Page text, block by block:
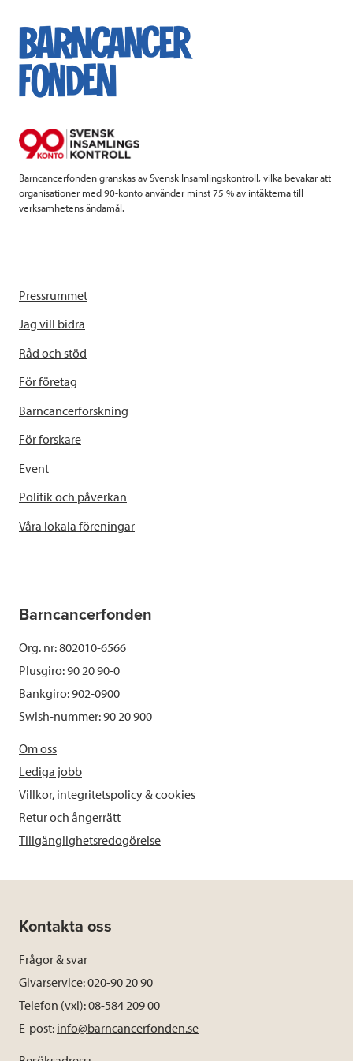
Barncancerfonden granskas av Svensk Insamlingskontroll, vilka bevakar att
organisationer med 90-konto använder minst 75 % av intäkterna till
verksamhetens ändamål.
Pressrummet
Jag vill bidra
Råd och stöd
För företag
Barncancerforskning
För forskare
Event
Politik och påverkan
Våra lokala föreningar
Barncancerfonden
Org. nr: 802010-6566
Plusgiro: 90 20 90-0
Bankgiro: 902-0900
Swish-nummer:90 20 900
Om oss
Lediga jobb
Villkor, integritetspolicy & cookies
Retur och ångerrätt
Tillgänglighetsredogörelse
Kontakta oss
Frågor & svar
Givarservice: 020-90 20 90
Telefon (vxl): 08-584 209 00
E-post: info@barncancerfonden.se